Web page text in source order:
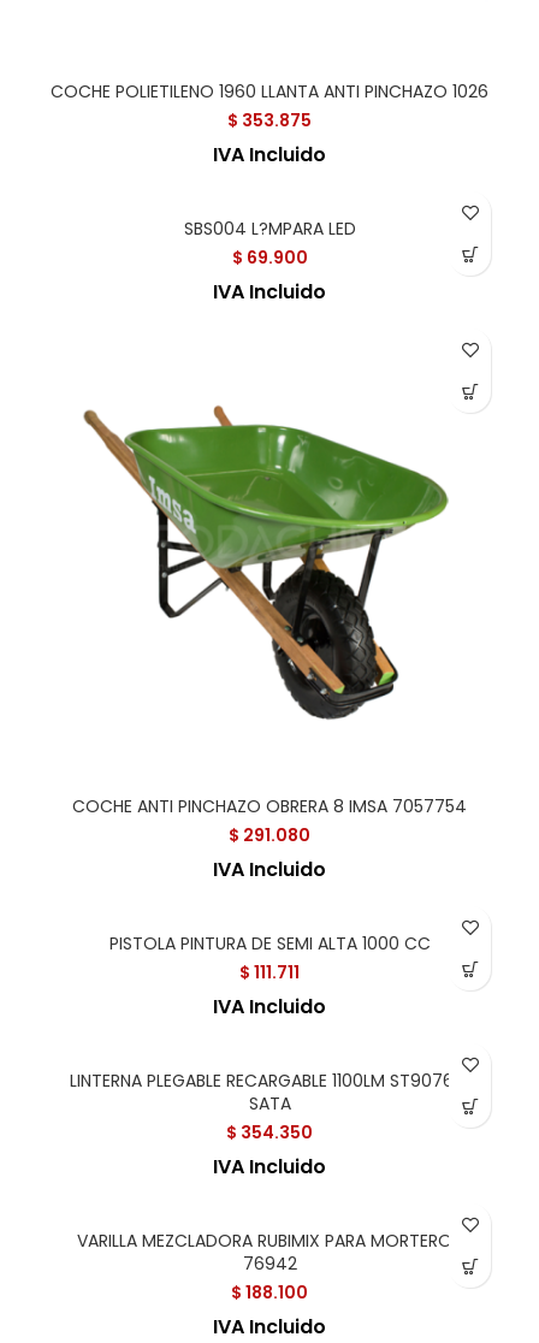
COCHE POLIETILENO 1960 LLANTA ANTI PINCHAZO 1026
$ 353.875
IVA Incluido
SBS004 L?MPARA LED
$ 69.900
IVA Incluido
COCHE ANTI PINCHAZO OBRERA 8 IMSA 7057754
$ 291.080
IVA Incluido
PISTOLA PINTURA DE SEMI ALTA 1000 CC
$ 111.711
IVA Incluido
LINTERNA PLEGABLE RECARGABLE 1100LM ST90765L
SATA
$ 354.350
IVA Incluido
VARILLA MEZCLADORA RUBIMIX PARA MORTEROS
76942
$ 188.100
IVA Incluido